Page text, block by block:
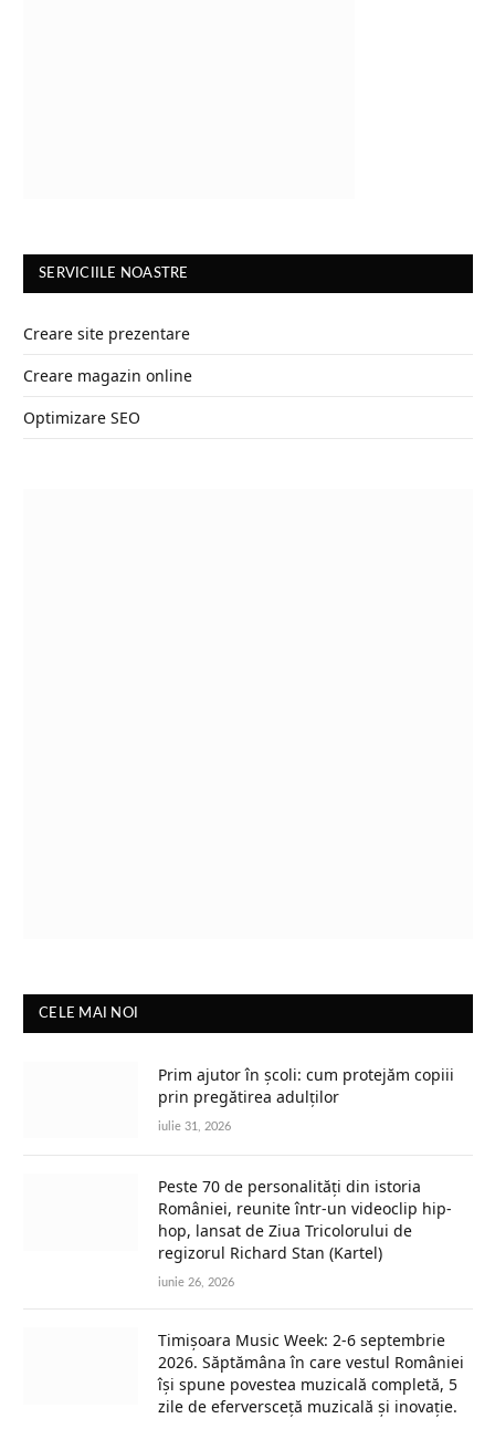
SERVICIILE NOASTRE
Creare site prezentare
Creare magazin online
Optimizare SEO
CELE MAI NOI
Prim ajutor în școli: cum protejăm copiii
prin pregătirea adulților
iulie 31, 2026
Peste 70 de personalități din istoria
României, reunite într-un videoclip hip-
hop, lansat de Ziua Tricolorului de
regizorul Richard Stan (Kartel)
iunie 26, 2026
Timișoara Music Week: 2-6 septembrie
2026. Săptămâna în care vestul României
își spune povestea muzicală completă, 5
zile de eferversceță muzicală și inovație.